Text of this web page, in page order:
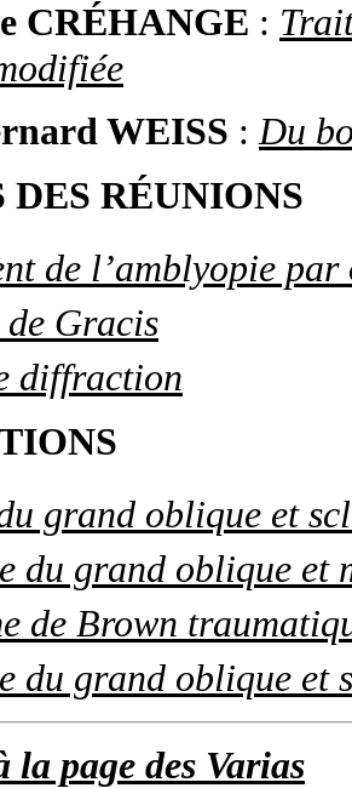
CRÉHANGE :
WEISS :Du
DES RÉUNIONS
de l’amblyopie
Gracis
diffraction
grand oblique et
du grand oblique et
de Brown
du grand oblique et
la page des Varias